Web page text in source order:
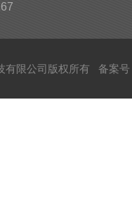
有限公司版权所有 备案号